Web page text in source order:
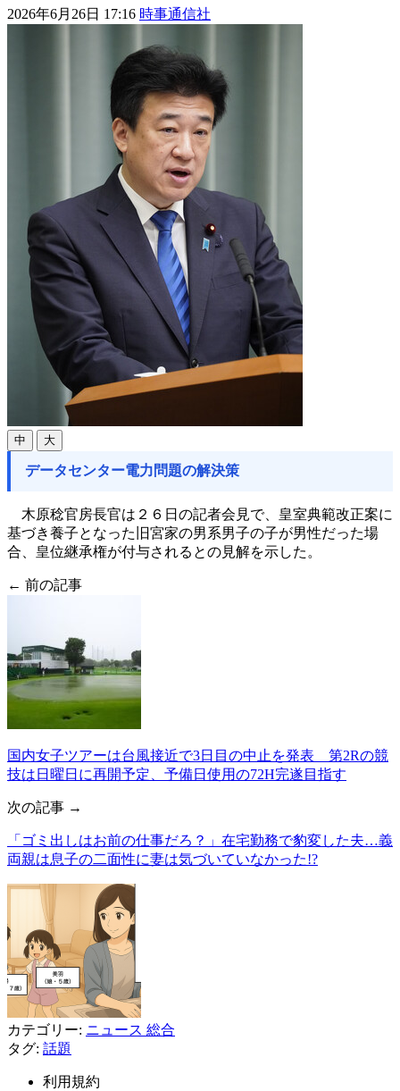
2026年6月26日 17:16 時事通信社
中 大
データセンター電力問題の解決策
木原稔官房長官は２６日の記者会見で、皇室典範改正案に
基づき養子となった旧宮家の男系男子の子が男性だった場
合、皇位継承権が付与されるとの見解を示した。
← 前の記事
国内女子ツアーは台風接近で3日目の中止を発表 第2Rの競
技は日曜日に再開予定、予備日使用の72H完遂目指す
次の記事 →
「ゴミ出しはお前の仕事だろ？」在宅勤務で豹変した夫…義
両親は息子の二面性に妻は気づいていなかった!?
カテゴリー: ニュース 総合
タグ: 話題
利用規約